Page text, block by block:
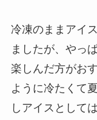
冷凍のままアイ
ましたが、やっ
楽しんだ方がお
ように冷たくて
しアイスとして